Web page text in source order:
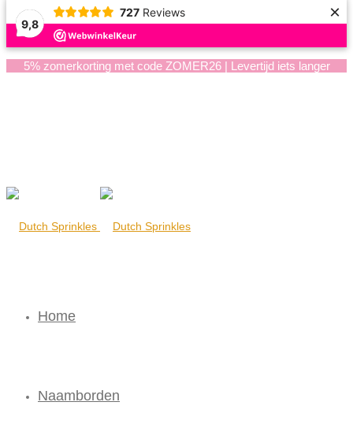
9,8
727 Reviews ×
5% zomerkorting met code ZOMER26 | Levertijd iets langer
Home
Naamborden